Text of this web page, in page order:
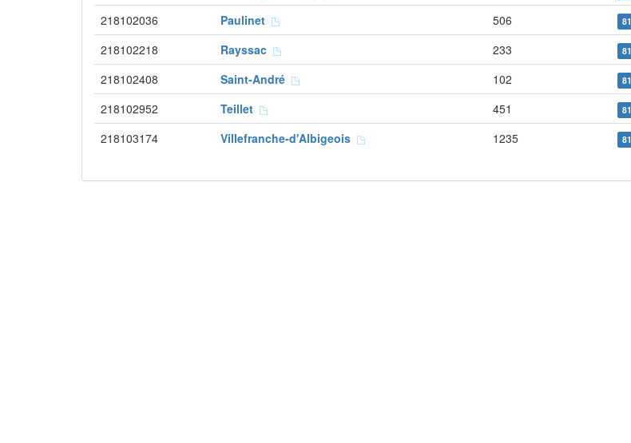
218102036 Paulinet 506 81
218102218 Rayssac 233 81
218102408 Saint-André 102 81
218102952 Teillet 451 81
218103174 Villefranche-d'Albigeois 1235 81